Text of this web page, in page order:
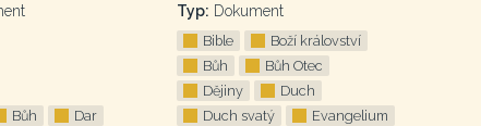
Bůh
Dar
Typ: Dokument
Bible
Boží království
Bůh
Bůh Otec
Dějiny
Duch
Duch svatý
Evangelium